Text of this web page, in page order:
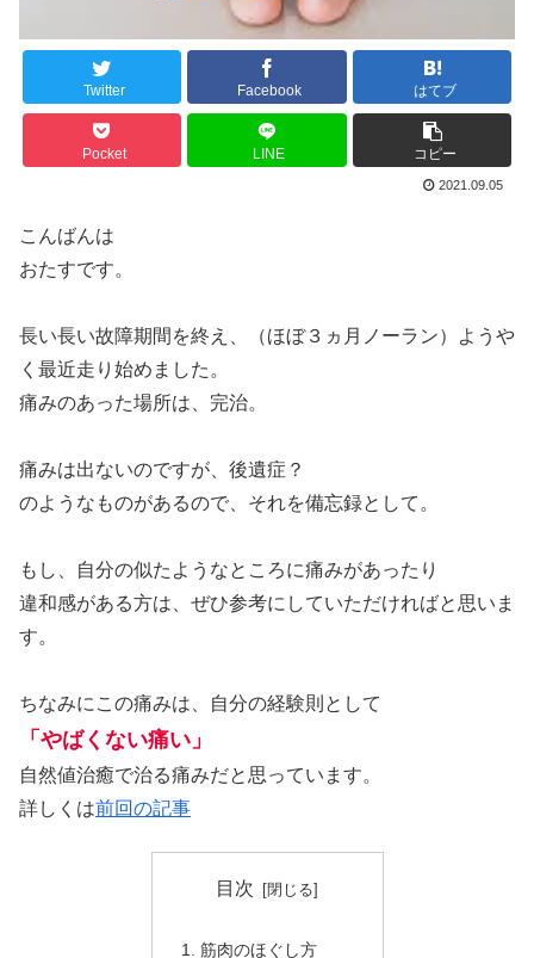
Twitter Facebook はてブ
Pocket LINE コピー
2021.09.05
こんばんは
おたすです。
長い長い故障期間を終え、（ほぼ３ヵ月ノーラン）ようや
く最近走り始めました。
痛みのあった場所は、完治。
痛みは出ないのですが、後遺症？
のようなものがあるので、それを備忘録として。
もし、自分の似たようなところに痛みがあったり
違和感がある方は、ぜひ参考にしていただければと思いま
す。
ちなみにこの痛みは、自分の経験則として
「やばくない痛い」
自然値治癒で治る痛みだと思っています。
詳しくは前回の記事
目次
筋肉のほぐし方